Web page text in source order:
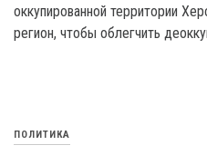
оккупированной территории
регион, чтобы облегчить
ПОЛИТИКА